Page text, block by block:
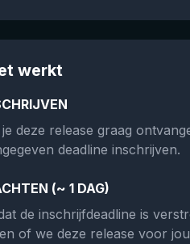
werkt
je deze release graag
deadline inschrijven.
(~ 1 DAG)
de inschrijfdeadline is
of we deze release voor